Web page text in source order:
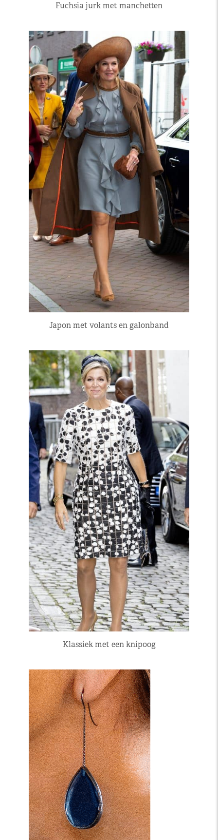
Fuchsia jurk met manchetten
Japon met volants en galonband
Klassiek met een knipoog